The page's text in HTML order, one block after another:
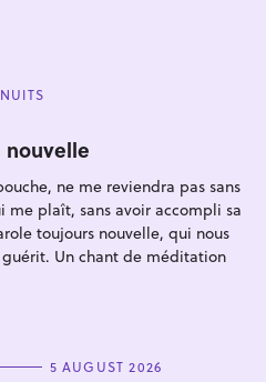
nouvelle
ne me reviendra pas sans
me plaît, sans avoir accompli sa
toujours nouvelle, qui nous
Un chant de méditation
5 AUGUST 2026